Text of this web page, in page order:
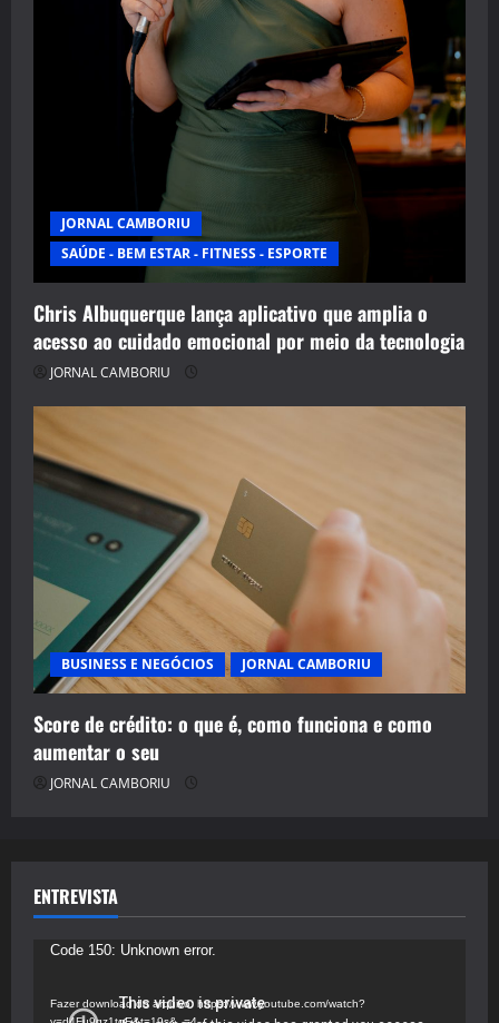
JORNAL CAMBORIU
SAÚDE - BEM ESTAR - FITNESS - ESPORTE
Chris Albuquerque lança aplicativo que amplia o
acesso ao cuidado emocional por meio da tecnologia
JORNAL CAMBORIU
BUSINESS E NEGÓCIOS JORNAL CAMBORIU
Score de crédito: o que é, como funciona e como
aumentar o seu
JORNAL CAMBORIU
ENTREVISTA
Tocador
vídeo
Code 150: Unknown error.
Fazer download do arquivo: https://www.youtube.com/watch?